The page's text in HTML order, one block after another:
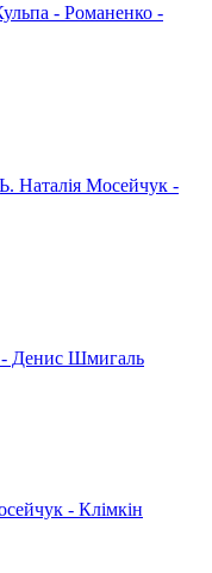
- Романенко -
Мосейчук -
Денис Шмигаль
- Клімкін